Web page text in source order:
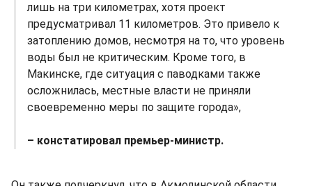
лишь на три километрах, хотя проект
предусматривал 11 километров. Это привело к
затоплению домов, несмотря на то, что уровень
воды был не критическим. Кроме того, в
Макинске, где ситуация с паводками также
осложнилась, местные власти не приняли
своевременно меры по защите города»,
– констатировал премьер-министр.